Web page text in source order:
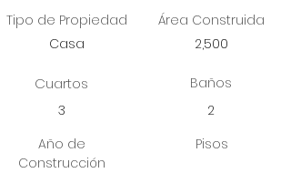
Tipo de Propiedad
Casa
Cuartos
3
Año de
Construcción
Área Construida
2,500
Baños
2
Pisos